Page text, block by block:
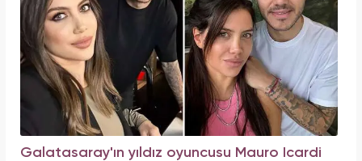
Galatasaray'ın yıldız oyuncusu Mauro Icardi